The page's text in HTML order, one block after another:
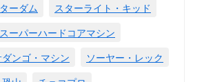
ーダム
スターライト・キッド
スーパーハードコアマシン
ンゴ・マシン
ソーヤー・レック